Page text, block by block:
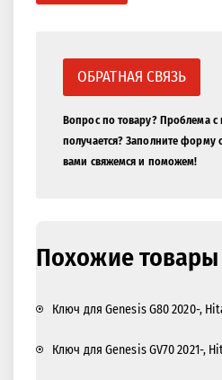
ОБРАТНАЯ СВЯЗЬ
Вопрос по товару? Проблема с
получается? Заполните форму
вами свяжемся и поможем!
Похожие товары
Ключ для Genesis G80 2020-,
Ключ для Genesis GV70 2021-,